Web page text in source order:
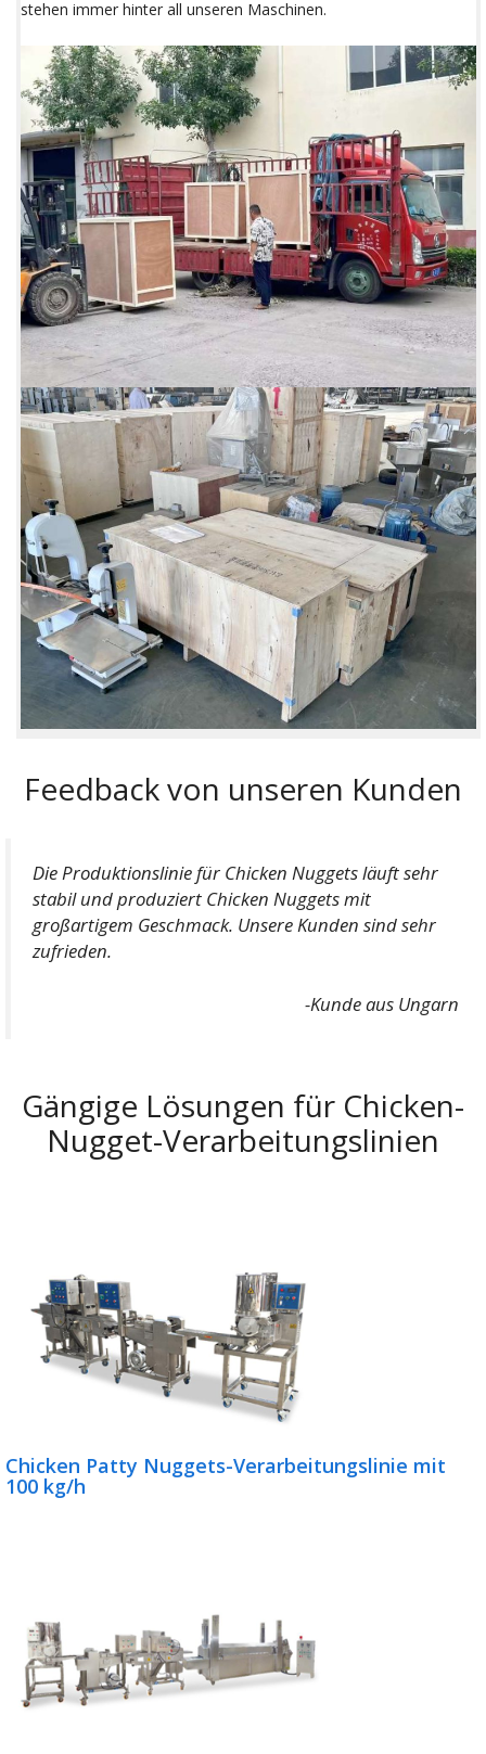
stehen immer hinter all unseren Maschinen.
Feedback von unseren Kunden
Die Produktionslinie für Chicken Nuggets läuft sehr
stabil und produziert Chicken Nuggets mit
großartigem Geschmack. Unsere Kunden sind sehr
zufrieden.
-Kunde aus Ungarn
Gängige Lösungen für Chicken-
Nugget-Verarbeitungslinien
Chicken Patty Nuggets-Verarbeitungslinie mit
100 kg/h